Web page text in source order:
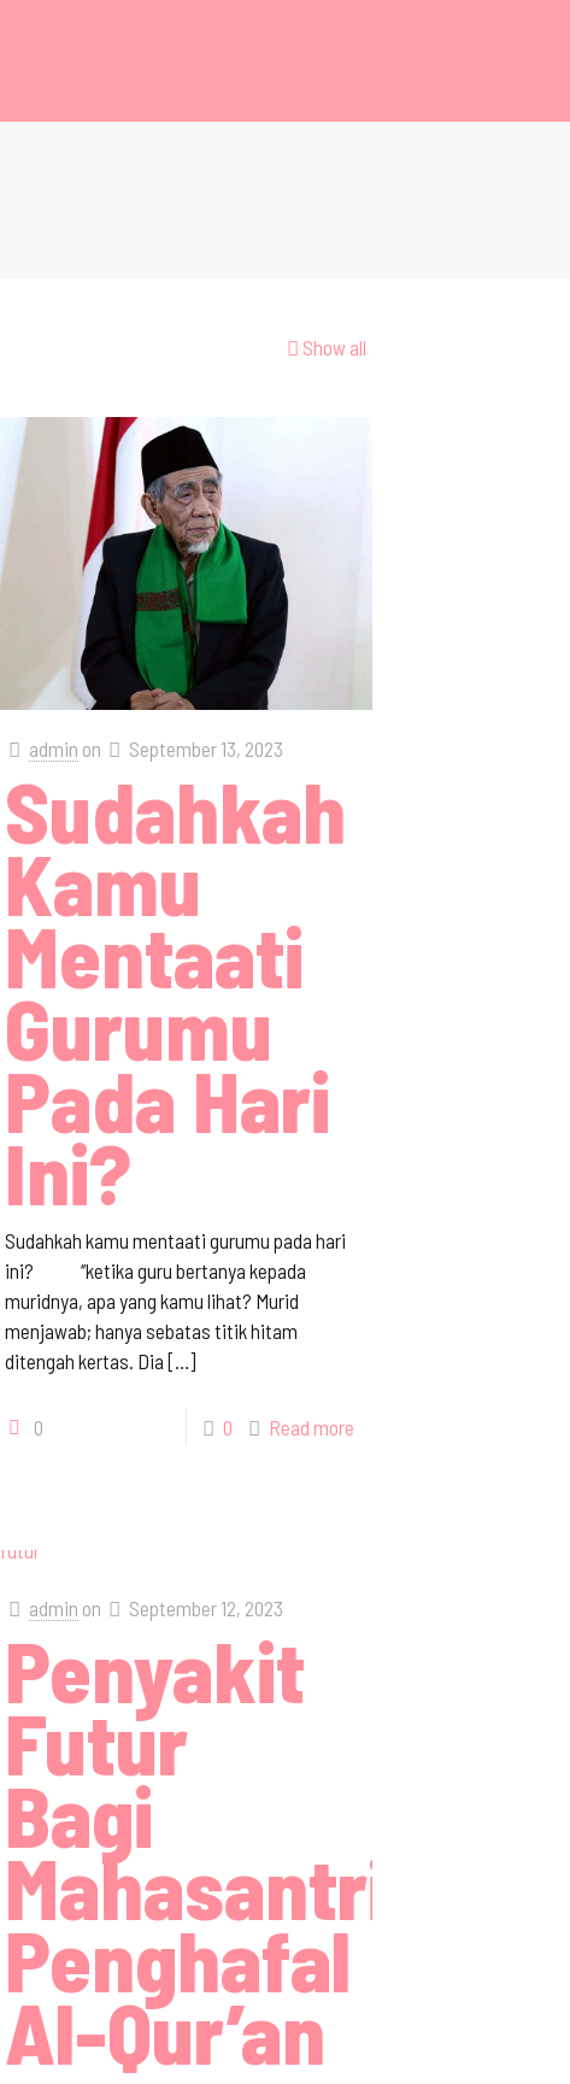
Show all
admin on September 13, 2023
Sudahkah
Kamu
Mentaati
Gurumu
Pada Hari
Ini?
Sudahkah kamu mentaati gurumu pada hari
ini? ‘’ketika guru bertanya kepada
muridnya, apa yang kamu lihat? Murid
menjawab; hanya sebatas titik hitam
ditengah kertas. Dia […]
0 0 Read more
admin on September 12, 2023
Penyakit
Futur
Bagi
Mahasantri
Penghafal
Al-Qur’an